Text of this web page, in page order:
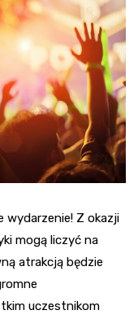
wydarzenie! Z okazji
mogą liczyć na
atrakcją będzie
uczestnikom